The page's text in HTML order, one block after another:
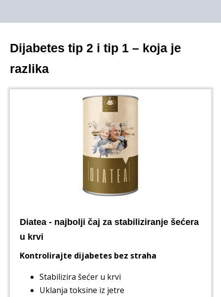
Dijabetes tip 2 i tip 1 – koja je
razlika
Diatea - najbolji čaj za stabiliziranje šećera
u krvi
Kontrolirajte dijabetes bez straha
Stabilizira šećer u krvi
Uklanja toksine iz jetre